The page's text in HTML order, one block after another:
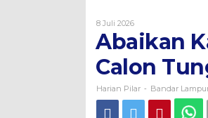
8 Juli 2026Oleh
Harian
Pilar
Abaikan
Calon
Harian Pilar - Bandar